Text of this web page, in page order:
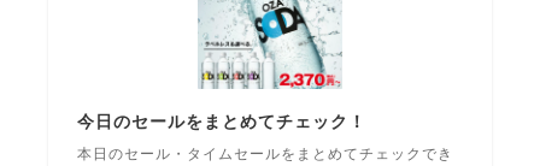
今日のセールをまとめてチェック！
本日のセール・タイムセールをまとめてチェックでき